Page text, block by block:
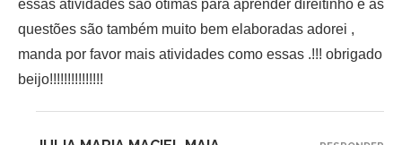
essas atividades são ótimas para aprender direitinho e as
questões são também muito bem elaboradas adorei ,
manda por favor mais atividades como essas .!!! obrigado
beijo!!!!!!!!!!!!!!!